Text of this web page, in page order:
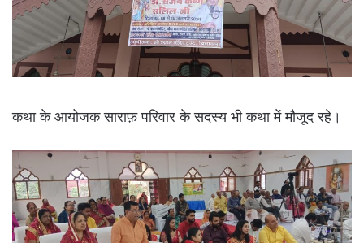
कथा के आयोजक साराफ़ परिवार के सदस्य भी कथा में मौजूद रहे।